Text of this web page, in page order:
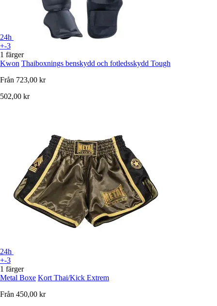
24h
+-3
1 färger
Kwon Thaiboxnings benskydd och fotledsskydd Tough
Från 723,00 kr
502,00 kr
24h
+-3
1 färger
Metal Boxe Kort Thai/Kick Extrem
Från 450,00 kr